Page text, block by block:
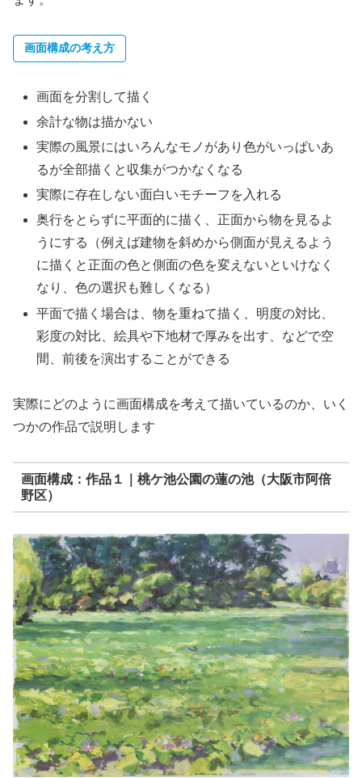
画面構成の考え方
画面を分割して描く
余計な物は描かない
実際の風景にはいろんなモノがあり色がいっぱいあ
るが全部描くと収集がつかなくなる
実際に存在しない面白いモチーフを入れる
奥行をとらずに平面的に描く、正面から物を見るよ
うにする（例えば建物を斜めから側面が見えるよう
に描くと正面の色と側面の色を変えないといけなく
なり、色の選択も難しくなる）
平面で描く場合は、物を重ねて描く、明度の対比、
彩度の対比、絵具や下地材で厚みを出す、などで空
間、前後を演出することができる
実際にどのように画面構成を考えて描いているのか、いく
つかの作品で説明します
画面構成：作品１｜桃ケ池公園の蓮の池（大阪市阿倍
野区）